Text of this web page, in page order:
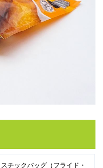
チックバッグ（フライド・